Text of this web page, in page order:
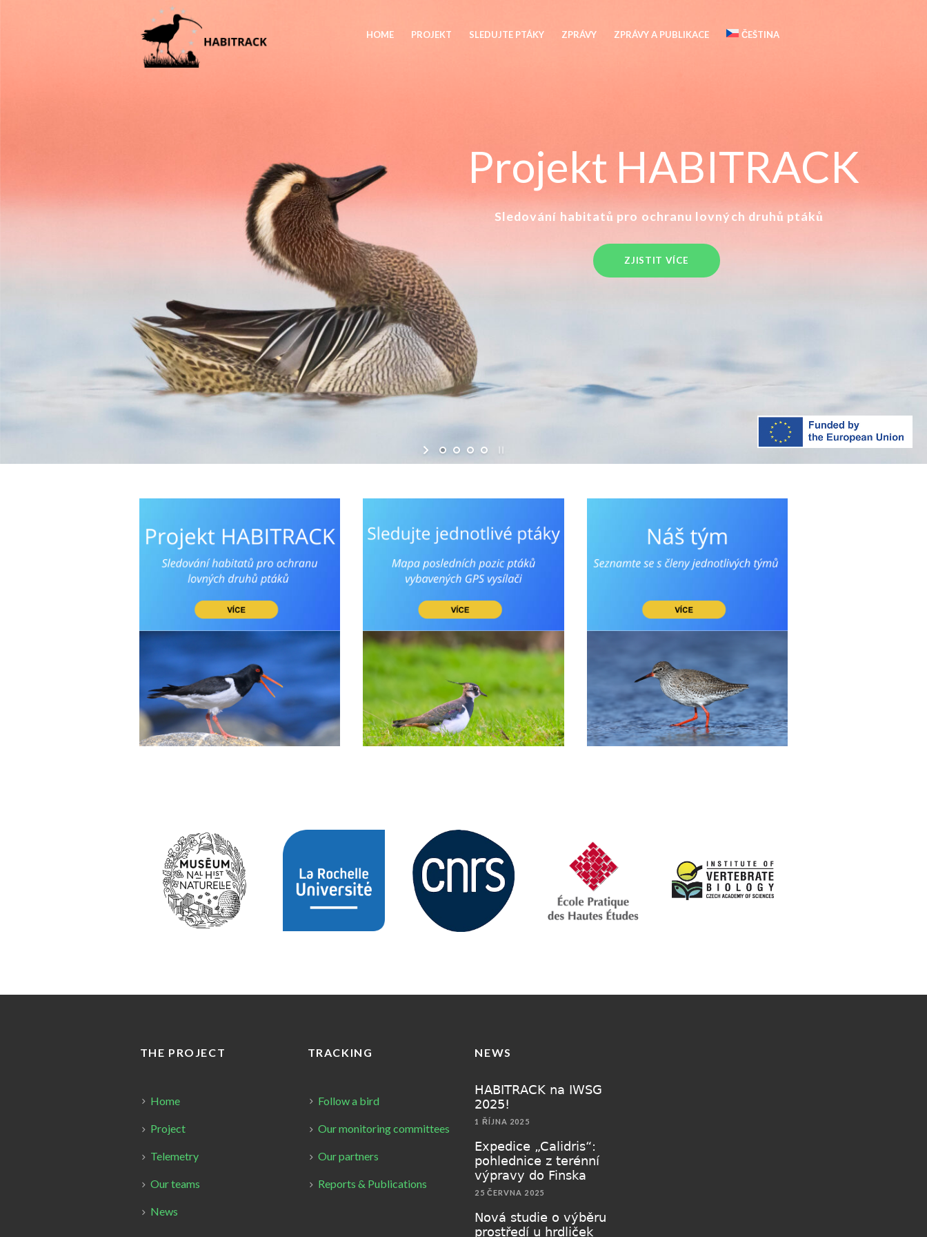
HOME PROJEKT SLEDUJTE PTÁKY ZPRÁVY ZPRÁVY A PUBLIKACE ČEŠTINA
Sledování habitatů pro ochranu lovných druhů ptáků
Projekt HABITRACK
ZJISTIT VÍCE
THE PROJECT
Home
Project
Telemetry
Our teams
News
TRACKING
Follow a bird
Our monitoring committees
Our partners
Reports & Publications
NEWS
HABITRACK na IWSG
2025!
1 ŘÍJNA 2025
Expedice „Calidris“:
pohlednice z terénní
výpravy do Finska
25 ČERVNA 2025
Nová studie o výběru
prostředí u hrdliček